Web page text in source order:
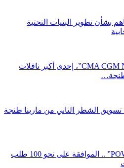
بشأن تطوير البنيات التحتية
باخرة “CMA CGM NOTRE DAME”، إحدى أكبر ناقلات
طنجة…
تسويق الشطر الثاني من مارينا طنجة
برنامج “POWER EXPORT” .. الموافقة على نحو 100 طلب